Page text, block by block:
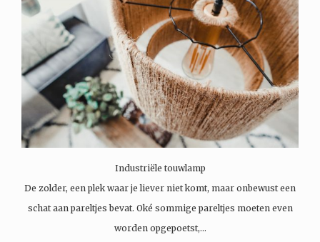
Industriële touwlamp
De zolder, een plek waar je liever niet komt, maar onbewust een
schat aan pareltjes bevat. Oké sommige pareltjes moeten even
worden opgepoetst,…